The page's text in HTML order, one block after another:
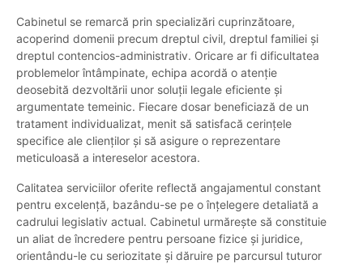
Cabinetul se remarcă prin specializări cuprinzătoare,
acoperind domenii precum dreptul civil, dreptul familiei și
dreptul contencios-administrativ. Oricare ar fi dificultatea
problemelor întâmpinate, echipa acordă o atenție
deosebită dezvoltării unor soluții legale eficiente și
argumentate temeinic. Fiecare dosar beneficiază de un
tratament individualizat, menit să satisfacă cerințele
specifice ale clienților și să asigure o reprezentare
meticuloasă a intereselor acestora.
Calitatea serviciilor oferite reflectă angajamentul constant
pentru excelență, bazându-se pe o înțelegere detaliată a
cadrului legislativ actual. Cabinetul urmărește să constituie
un aliat de încredere pentru persoane fizice și juridice,
orientându-le cu seriozitate și dăruire pe parcursul tuturor